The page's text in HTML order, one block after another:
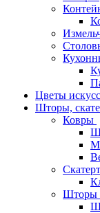
Цветы
Шторы,
Ковры
Шторы